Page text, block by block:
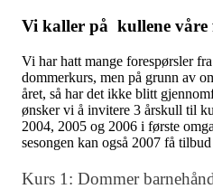
Vi kaller på kullene våre
Vi har hatt mange forespørsler
dommerkurs, men på grunn av
året, så har det ikke blitt
ønsker vi å invitere 3 årskull til
2004, 2005 og 2006 i første
sesongen kan også 2007 få
Kurs 1: Dommer